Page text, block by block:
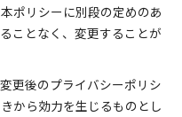
ポリシーに別段の定めのあ
ことなく、変更することが
更後のプライバシーポリシ
から効力を生じるものとし